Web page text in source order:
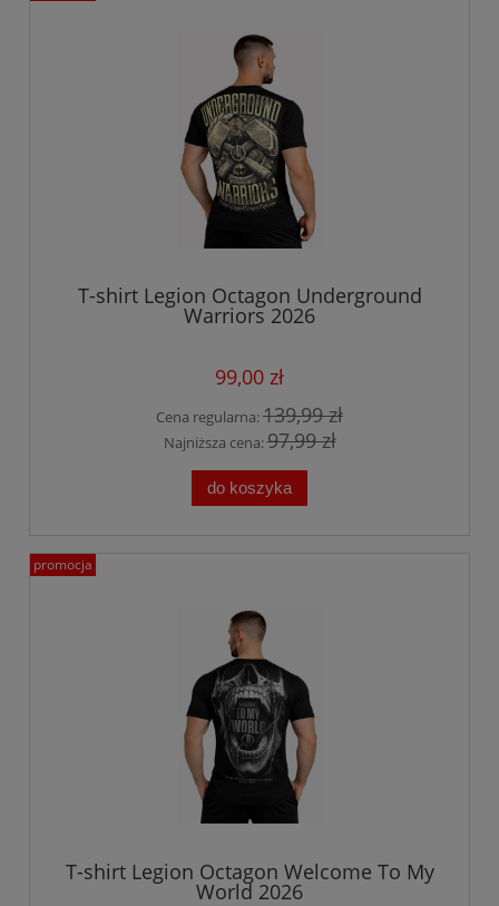
T-shirt Legion Octagon Underground
Warriors 2026
99,00 zł
Cena regularna:139,99 zł
Najniższa cena:97,99 zł
do koszyka
T-shirt Legion Octagon Welcome To My
World 2026
promocja